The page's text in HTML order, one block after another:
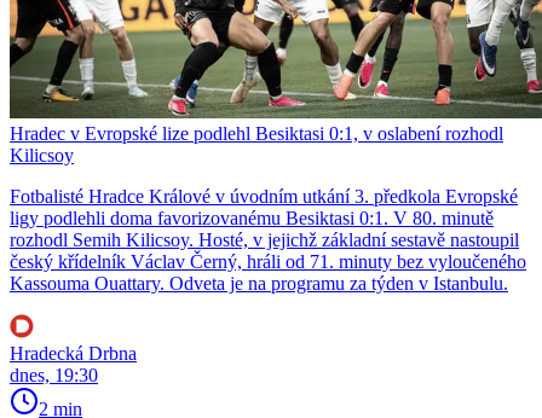
Hradec v Evropské lize podlehl Besiktasi 0:1, v oslabení rozhodl
Kilicsoy
Fotbalisté Hradce Králové v úvodním utkání 3. předkola Evropské
ligy podlehli doma favorizovanému Besiktasi 0:1. V 80. minutě
rozhodl Semih Kilicsoy. Hosté, v jejichž základní sestavě nastoupil
český křídelník Václav Černý, hráli od 71. minuty bez vyloučeného
Kassouma Ouattary. Odveta je na programu za týden v Istanbulu.
Hradecká Drbna
dnes, 19:30
2 min